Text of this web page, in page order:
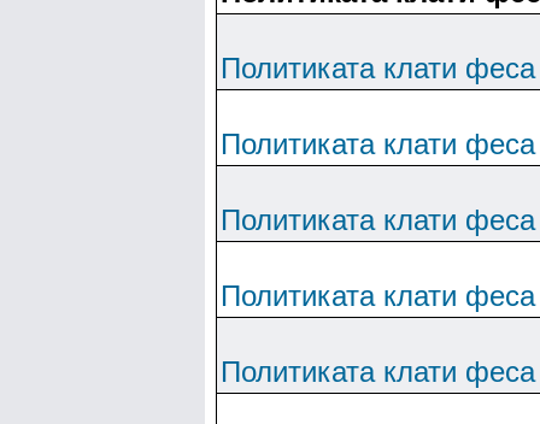
Политиката клати
Политиката клати
Политиката клати
Политиката клати
Политиката клати